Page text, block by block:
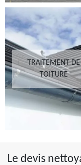
TRAITEMENT DE
TOITURE
Le devis